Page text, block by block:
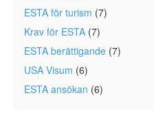
ESTA för turism (7)
Krav för ESTA (7)
ESTA berättigande (7)
USA Visum (6)
ESTA ansökan (6)